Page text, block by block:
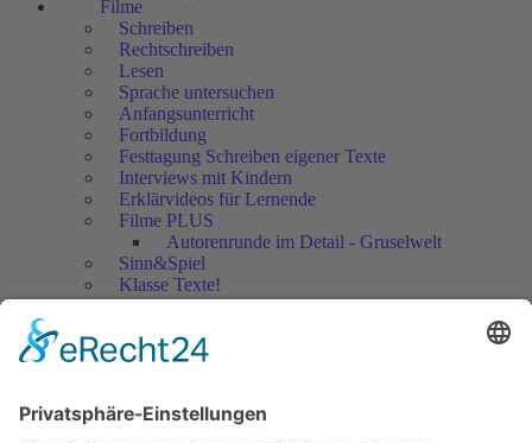
Filme
Schreiben
Rechtschreiben
Lesen
Sprache untersuchen
Anfangsunterricht
Fortbildung
Festtagung Schreiben eigener Texte
Interviews mit Kindern
Erklärvideos für Lernende
Filme PLUS
Autorenrunde im Detail - Gruselwelt
Sinn&Spiel
Klasse Texte!
Filmausschnitte Grundschule
Jedes Kind wertschätzen!
Artikel